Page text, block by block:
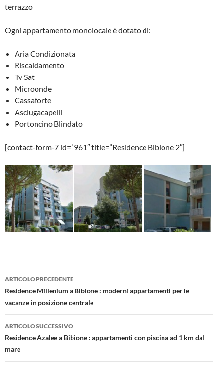
terrazzo
Ogni appartamento monolocale è dotato di:
Aria Condizionata
Riscaldamento
Tv Sat
Microonde
Cassaforte
Asciugacapelli
Portoncino Blindato
[contact-form-7 id=”961″ title=”Residence Bibione 2″]
Navigazione
articolo
ARTICOLO PRECEDENTE
Residence Millenium a Bibione : moderni appartamenti per le
vacanze in posizione centrale
ARTICOLO SUCCESSIVO
Residence Azalee a Bibione : appartamenti con piscina ad 1 km dal
mare